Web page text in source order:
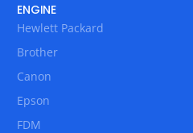
ENGINE
Hewlett Packard
Brother
Canon
Epson
FDM